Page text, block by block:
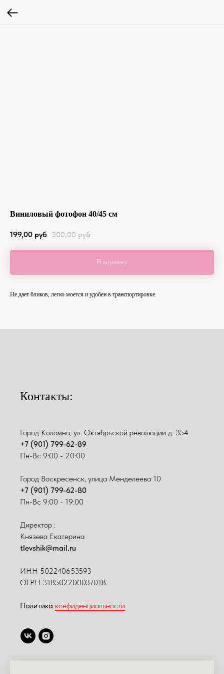
Виниловый фотофон 40/45 см
199,00 руб 300,00 руб
В корзину
Не дает бликов, легко моется и удобен в транспортировке.
Контакты:
Город Коломна, ул. Октябрьской революции д. 354
+7 (901) 799-62-89
Пн-Вс 9:00 - 20:00
Город Воскресенск, улица Менделеева 10
+7 (901) 799-62-80
Пн-Вс 9:00 - 19:00
Директор :
Князева Екатерина
tlevshik@mail.ru
ИНН 502240653593
ОГРН 318502200037018
Политика конфиденциальности